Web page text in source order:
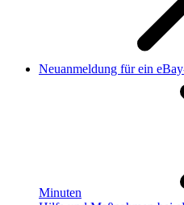
Neuanmeldung für ein
Minuten